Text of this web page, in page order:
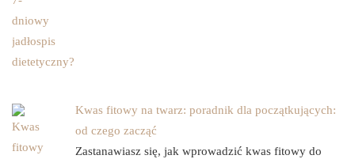
Kwas fitowy na twarz: poradnik dla początkujących:
od czego zacząć
Zastanawiasz się, jak wprowadzić kwas fitowy do